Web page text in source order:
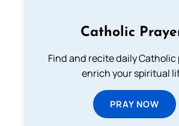
Catholic
Find and recite daily Catholic
enrich your spiritual
PRAY NOW